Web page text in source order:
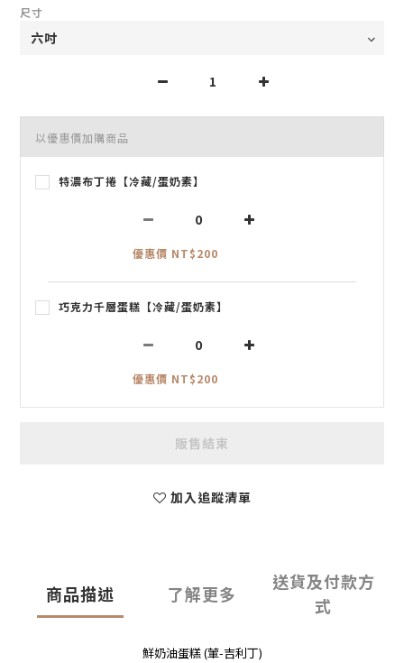
尺寸
以優惠價加購商品
特濃布丁捲【冷藏/蛋奶素】
優惠價 NT$200
巧克力千層蛋糕【冷藏/蛋奶素】
優惠價 NT$200
販售結束
加入追蹤清單
商品描述 了解更多
送貨及付款方
式
鮮奶油蛋糕 (葷-吉利丁)